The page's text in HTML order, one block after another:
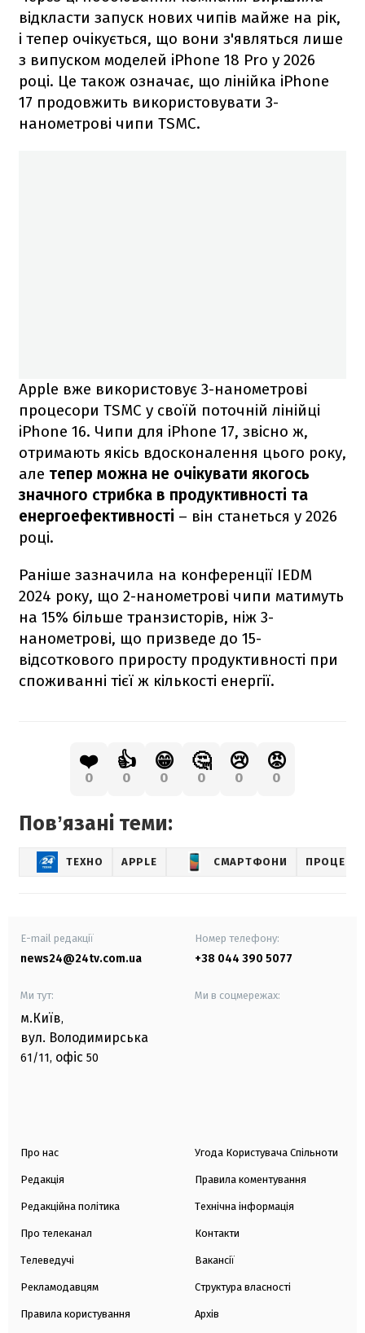
відкласти запуск нових чипів майже на рік,
і тепер очікується, що вони з'являться лише
з випуском моделей iPhone 18 Pro у 2026
році. Це також означає, що лінійка iPhone
17 продовжить використовувати 3-
нанометрові чипи TSMC.
Apple вже використовує 3-нанометрові
процесори TSMC у своїй поточній лінійці
iPhone 16. Чипи для iPhone 17, звісно ж,
отримають якісь вдосконалення цього року,
але тепер можна не очікувати якогось
значного стрибка в продуктивності та
енергоефективності – він станеться у 2026
році.
Раніше зазначила на конференції IEDM
2024 року, що 2-нанометрові чипи матимуть
на 15% більше транзисторів, ніж 3-
нанометрові, що призведе до 15-
відсоткового приросту продуктивності при
споживанні тієї ж кількості енергії.
❤️
0
👍
0
😁
0
🤔
0
😢
0
😡
0
Повʼязані теми:
ТЕХНО APPLE СМАРТФОНИ
E-mail редакції
news24@24tv.com.ua
Номер телефону:
+38 044 390 5077
Ми тут:
м.Київ,
вул. Володимирська
61/11, офіс 50
Ми в соцмережах:
Про нас
Редакція
Редакційна політика
Про телеканал
Телеведучі
Рекламодавцям
Правила користування
Угода Користувача Спільноти
Правила коментування
Технічна інформація
Контакти
Вакансії
Структура власності
Архів